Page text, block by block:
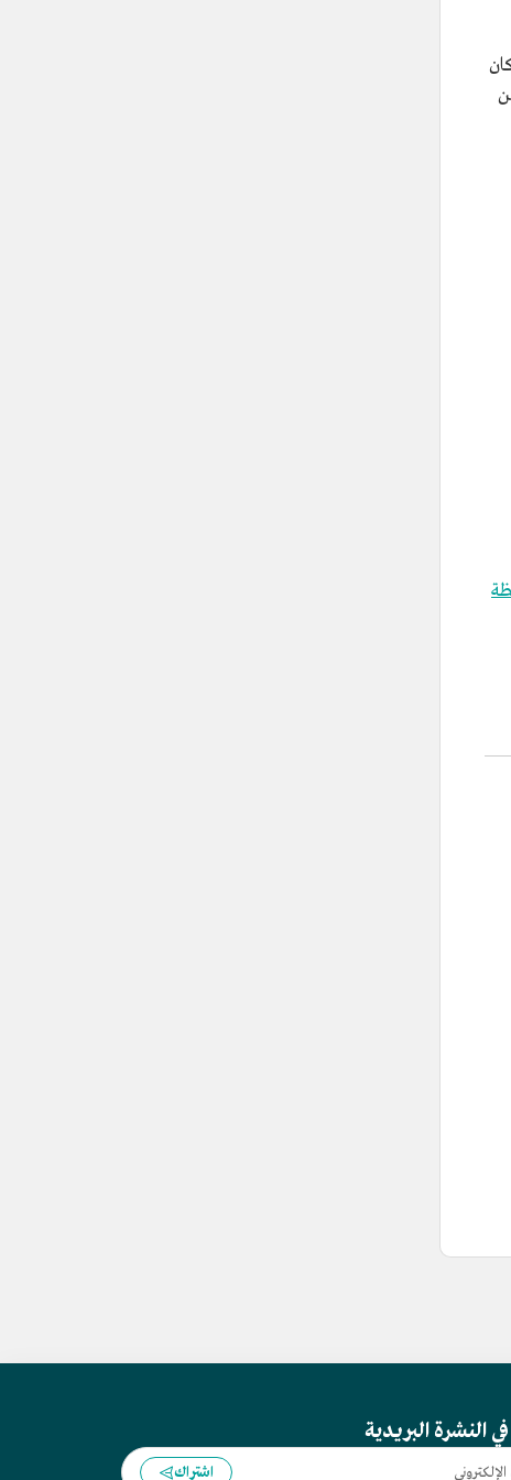
النشرة البريدية
اشتراك